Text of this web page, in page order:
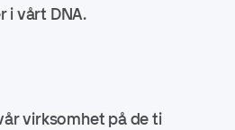
i vårt DNA.
virksomhet på de ti